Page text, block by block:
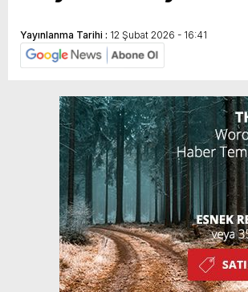
Yayınlanma Tarihi : 12 Şubat 2026 - 16:41